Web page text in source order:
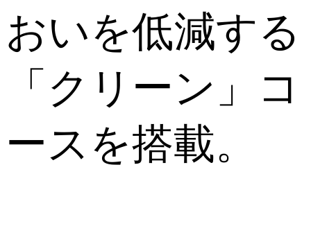
おいを低減する
「クリーン」コ
ースを搭載。